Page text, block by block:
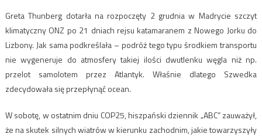
Greta Thunberg dotarła na rozpoczęty 2 grudnia w Madrycie szczyt
klimatyczny ONZ po 21 dniach rejsu katamaranem z Nowego Jorku do
Lizbony. Jak sama podkreślała – podróż tego typu środkiem transportu
nie wygeneruje do atmosfery takiej ilości dwutlenku węgla niż np.
przelot samolotem przez Atlantyk. Właśnie dlatego Szwedka
zdecydowała się przepłynąć ocean.
W sobotę, w ostatnim dniu COP25, hiszpański dziennik „ABC” zauważył,
że na skutek silnych wiatrów w kierunku zachodnim, jakie towarzyszyły